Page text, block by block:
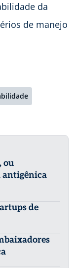
da
de manejo
ou
antigênica
de